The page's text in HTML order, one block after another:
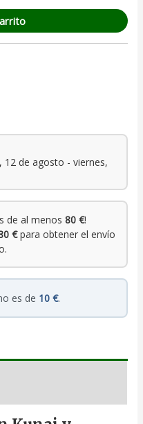
12 de agosto - viernes,
de al menos 80 €!
€para obtener el envío
es de 10 €.